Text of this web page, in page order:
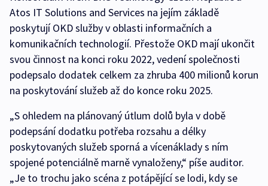
Atos IT Solutions and Services na jejím základě
poskytují OKD služby v oblasti informačních a
komunikačních technologií. Přestože OKD mají ukončit
svou činnost na konci roku 2022, vedení společnosti
podepsalo dodatek celkem za zhruba 400 milionů korun
na poskytování služeb až do konce roku 2025.
„S ohledem na plánovaný útlum dolů byla v době
podepsání dodatku potřeba rozsahu a délky
poskytovaných služeb sporná a vícenáklady s ním
spojené potenciálně marně vynaloženy,“ píše auditor.
„Je to trochu jako scéna z potápějící se lodi, kdy se